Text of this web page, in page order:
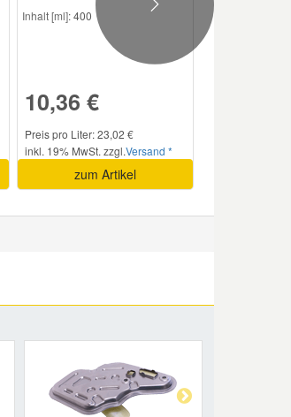
Inhalt [ml]:400
10,36 €
Preis pro Liter: 23,02 €
inkl. 19% MwSt. zzgl.Versand *
zum Artikel
Next